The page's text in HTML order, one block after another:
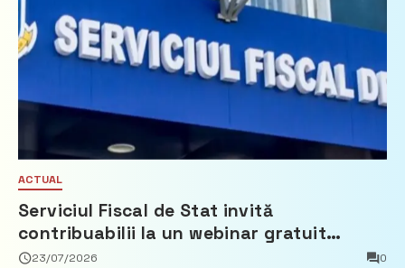
ACTUAL
Serviciul Fiscal de Stat invită
contribuabilii la un webinar gratuit
privind calculul impozitului pe bunurile
23/07/2026 0